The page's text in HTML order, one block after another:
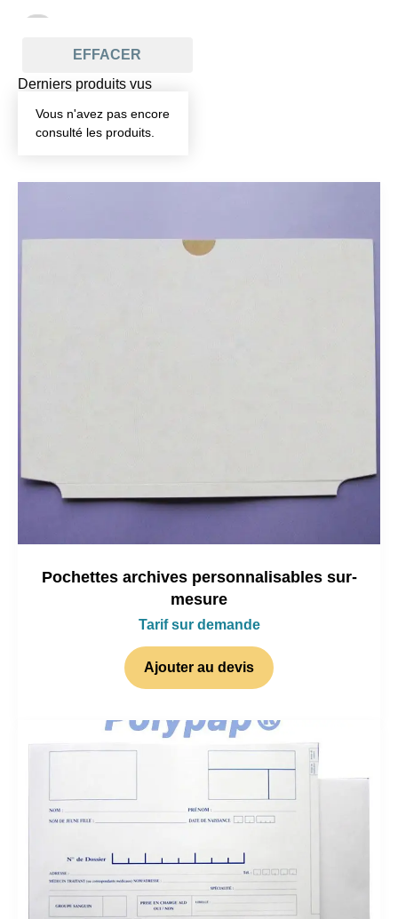
Pochettes
Registres
EFFACER
Derniers produits vus
Vous n'avez pas encore
consulté les produits.
Pochettes archives personnalisables sur-
mesure
Tarif sur demande
Ajouter au devis